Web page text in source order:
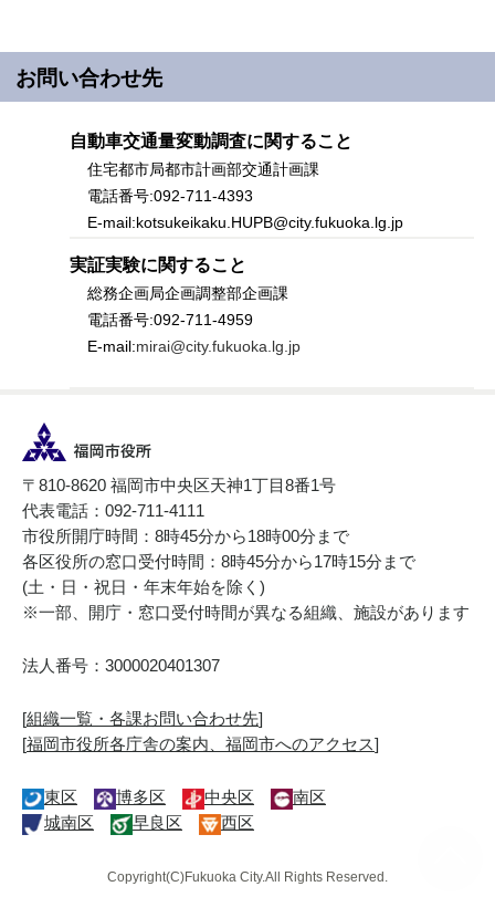
お問い合わせ先
自動車交通量変動調査に関すること
住宅都市局都市計画部交通計画課
電話番号:092-711-4393
E-mail:kotsukeikaku.HUPB@city.fukuoka.lg.jp
実証実験に関すること
総務企画局企画調整部企画課
電話番号:092-711-4959
E-mail:mirai@city.fukuoka.lg.jp
〒810-8620 福岡市中央区天神1丁目8番1号
代表電話：092-711-4111
市役所開庁時間：8時45分から18時00分まで
各区役所の窓口受付時間：8時45分から17時15分まで
(土・日・祝日・年末年始を除く)
※一部、開庁・窓口受付時間が異なる組織、施設があります
法人番号：3000020401307
[組織一覧・各課お問い合わせ先]
[福岡市役所各庁舎の案内、福岡市へのアクセス]
東区 博多区 中央区
南区
城南区
早良区 西区
Copyright(C)Fukuoka City.All Rights Reserved.